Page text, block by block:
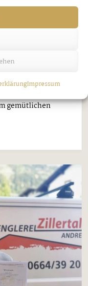
Impressum
befürchtete,
der Abend
gemütlichen